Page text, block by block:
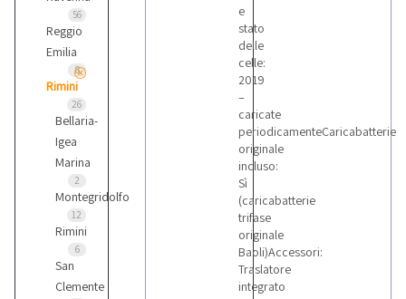
56
Reggio
Emilia
8
Rimini
26
Bellaria-
Igea
Marina
2
Montegridolfo
12
Rimini
6
San
Clemente
e
stato
delle
celle:
2019
–
caricate
periodicamenteCaricabatterie
originale
incluso:
Sì
(caricabatterie
trifase
originale
Baoli)Accessori:
Traslatore
integrato